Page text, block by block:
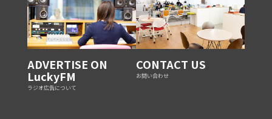
ADVERTISE ON
LuckyFM
ラジオ広告について
CONTACT US
お問い合わせ